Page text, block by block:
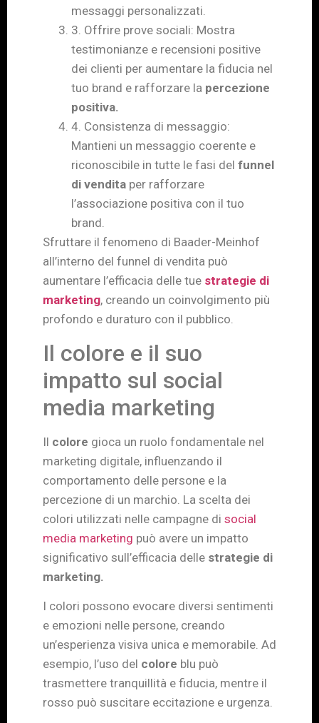
messaggi personalizzati.
3. Offrire prove sociali: Mostra
testimonianze e recensioni positive
dei clienti per aumentare la fiducia nel
tuo brand e rafforzare la percezione
positiva.
4. Consistenza di messaggio:
Mantieni un messaggio coerente e
riconoscibile in tutte le fasi del funnel
di vendita per rafforzare
l’associazione positiva con il tuo
brand.
Sfruttare il fenomeno di Baader-Meinhof
all’interno del funnel di vendita può
aumentare l’efficacia delle tue strategie di
marketing, creando un coinvolgimento più
profondo e duraturo con il pubblico.
Il colore e il suo
impatto sul social
media marketing
Il colore gioca un ruolo fondamentale nel
marketing digitale, influenzando il
comportamento delle persone e la
percezione di un marchio. La scelta dei
colori utilizzati nelle campagne di social
media marketing può avere un impatto
significativo sull’efficacia delle strategie di
marketing.
I colori possono evocare diversi sentimenti
e emozioni nelle persone, creando
un’esperienza visiva unica e memorabile. Ad
esempio, l’uso del colore blu può
trasmettere tranquillità e fiducia, mentre il
rosso può suscitare eccitazione e urgenza.